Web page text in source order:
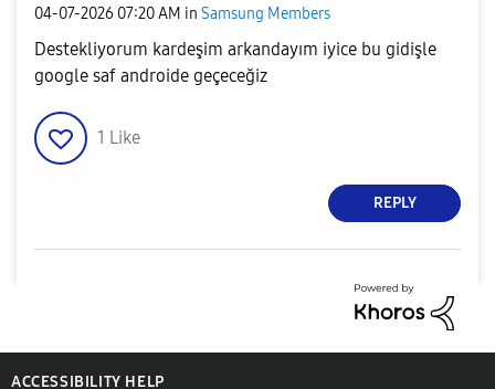
‎04-07-2026 07:20 AM in Samsung Members
Destekliyorum kardeşim arkandayım iyice bu gidişle
google saf androide geçeceğiz
1 Like
REPLY
ACCESSIBILITY HELP